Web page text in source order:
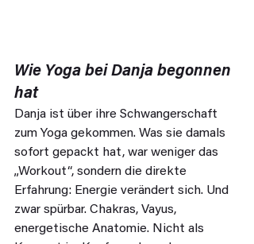
Wie Yoga bei Danja begonnen
hat
Danja ist über ihre Schwangerschaft
zum Yoga gekommen. Was sie damals
sofort gepackt hat, war weniger das
„Workout“, sondern die direkte
Erfahrung: Energie verändert sich. Und
zwar spürbar. Chakras, Vayus,
energetische Anatomie. Nicht als